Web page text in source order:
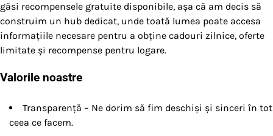
găsi recompensele gratuite disponibile, așa că am decis să
construim un hub dedicat, unde toată lumea poate accesa
informațiile necesare pentru a obține cadouri zilnice, oferte
limitate și recompense pentru logare.
Valorile noastre
Transparență – Ne dorim să fim deschiși și sinceri în tot
ceea ce facem.